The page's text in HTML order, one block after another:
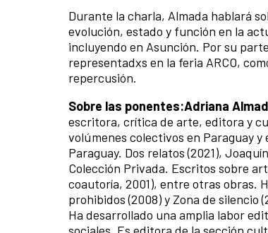
Durante la charla, Almada hablará
evolución, estado y función en la
incluyendo en Asunción. Por su
representadxs en la feria ARCO,
repercusión.
Sobre las ponentes:Adriana
escritora, crítica de arte, editora y
volúmenes colectivos en Paraguay
Paraguay. Dos relatos (2021),
Colección Privada. Escritos sobre
coautoría, 2001), entre otras obras.
prohibidos (2008) y Zona de silencio
Ha desarrollado una amplia labor